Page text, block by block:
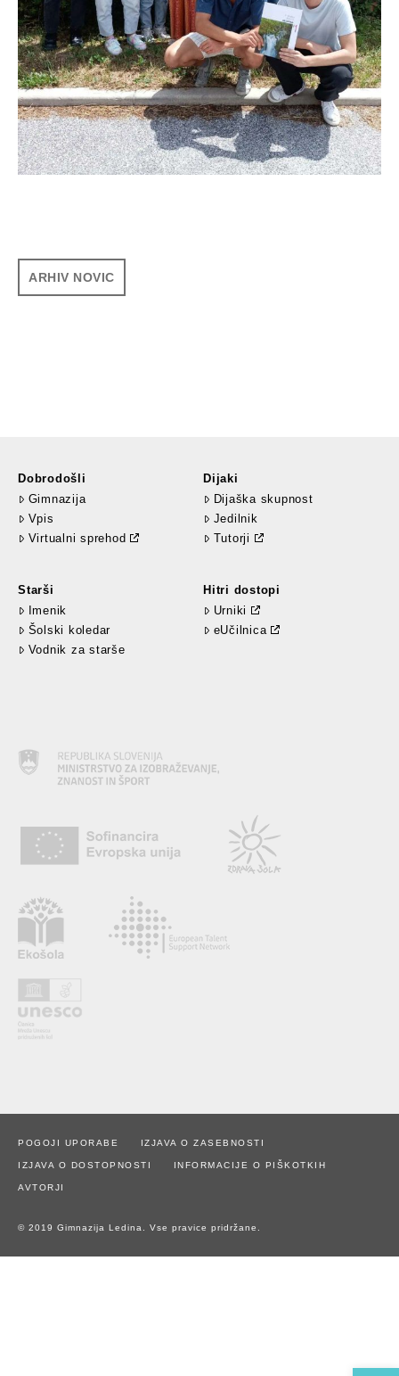
ARHIV NOVIC
Dobrodošli
Gimnazija
Vpis
Virtualni sprehod
Dijaki
Dijaška skupnost
Jedilnik
Tutorji
Starši
Imenik
Šolski koledar
Vodnik za starše
Hitri dostopi
Urniki
eUčilnica
POGOJI UPORABE IZJAVA O ZASEBNOSTI
IZJAVA O DOSTOPNOSTI INFORMACIJE O PIŠKOTKIH
AVTORJI
© 2019 Gimnazija Ledina. Vse pravice pridržane.